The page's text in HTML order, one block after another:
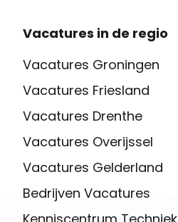
Vacatures in de regio
Vacatures Groningen
Vacatures Friesland
Vacatures Drenthe
Vacatures Overijssel
Vacatures Gelderland
Bedrijven Vacatures